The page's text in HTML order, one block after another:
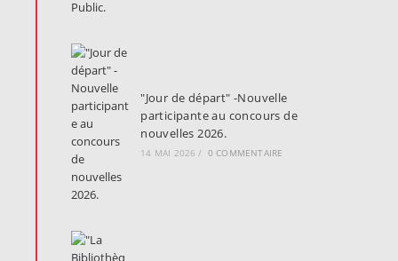
"Jour de départ" -Nouvelle
participante au concours de
nouvelles 2026.
14 MAI 2026 / 0 COMMENTAIRE